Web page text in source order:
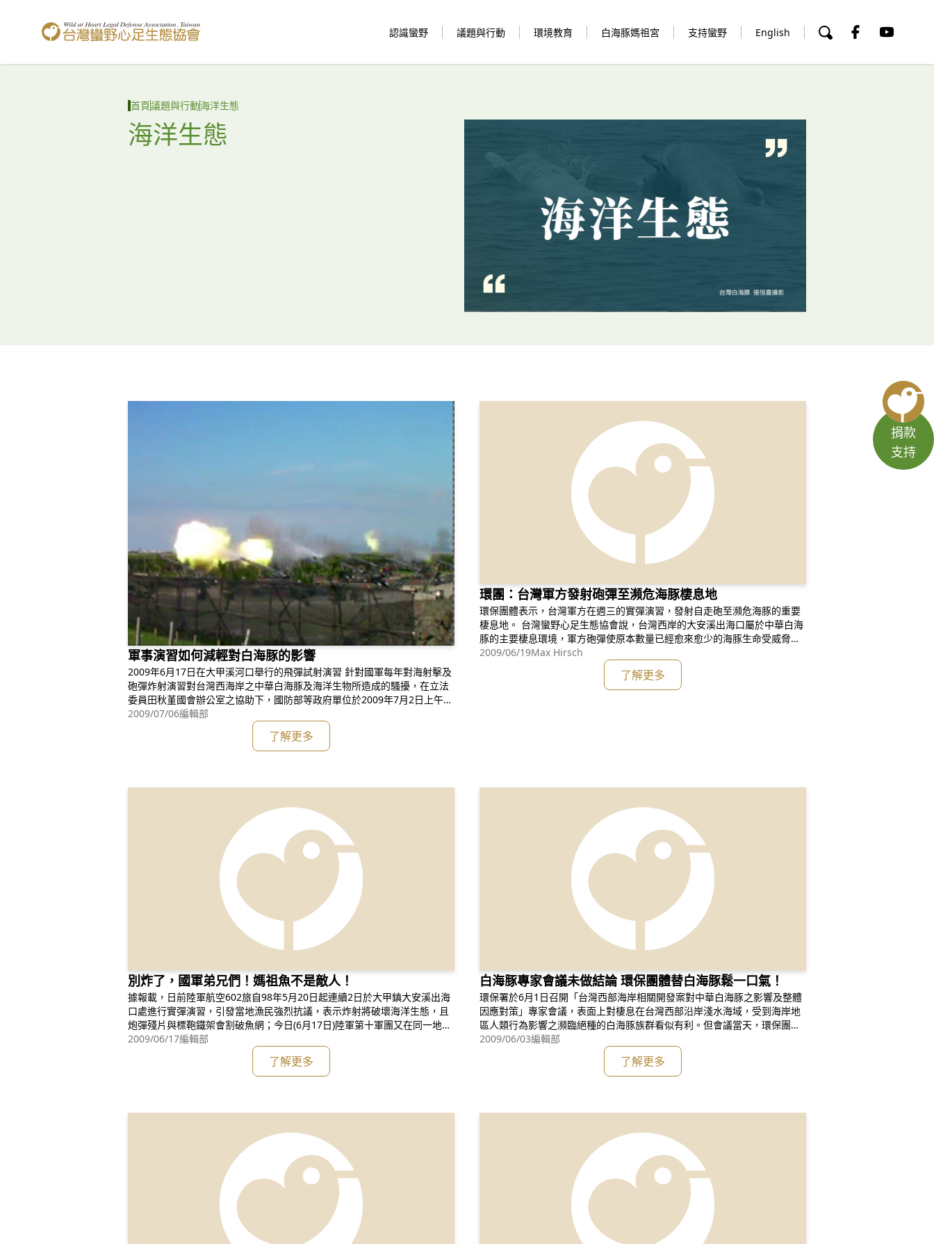
台灣蠻野心足生態協會
認識蠻野 議題與行動 環境教育 白海豚媽祖宮 支持蠻野 English
捐款
支持
首頁議題與行動海洋生態
海洋生態
軍事演習如何減輕對白海豚的影響
2009年6月17日在大甲溪河口舉行的飛彈試射演習 針對國軍每年對海射擊及
砲彈炸射演習對台灣西海岸之中華白海豚及海洋生物所造成的騷擾，在立法
委員田秋堇國會辦公室之協助下，國防部等政府單位於2009年7月2日上午假
立法院群賢樓會議室，與民間團體進行溝通協調，希望能共商減輕軍事活動
尤其是聲納對海洋生物的不良影響，特別是已被國際自然保育聯盟（IUCN）
瀕危物種紅皮書中列為CR（極危）級的中華
2009/07/06編輯部
了解更多
環團：台灣軍方發射砲彈至瀕危海豚棲息地
環保團體表示，台灣軍方在週三的實彈演習，發射自走砲至瀕危海豚的重要
棲息地。 台灣蠻野心足生態協會說，台灣西岸的大安溪出海口屬於中華白海
豚的主要棲息環境，軍方砲彈使原本數量已經愈來愈少的海豚生命受威脅。
「軍方並未對這群極度瀕危的海豚表示任何關切之意。」蠻野心足的研究員
前大約只剩下一百隻。 台灣的中華白海豚族群去
2009/06/19Max Hirsch
了解更多
別炸了，國軍弟兄們！媽祖魚不是敵人！
據報載，日前陸軍航空602旅自98年5月20日起連續2日於大甲鎮大安溪出海
口處進行實彈演習，引發當地漁民強烈抗議，表示炸射將破壞海洋生態，且
炮彈殘片與標鞄鐵架會割破魚網；今日(6月17日)陸軍第十軍團又在同一地點
進行對海重砲保養射擊。 又大安溪出海口等近海海域，不僅係魚卵、仔稚
魚、蝦蟹等之孵化與成長場所，更是中華白海豚之重要棲息地，國防部所屬
軍旅於該處進行炸射演習，對漁民生計與第一級保育
2009/06/17編輯部
了解更多
白海豚專家會議未做結論 環保團體替白海豚鬆一口氣！
環保署於6月1日召開「台灣西部海岸相關開發案對中華白海豚之影響及整體
因應對策」專家會議，表面上對棲息在台灣西部沿岸淺水海域，受到海岸地
區人類行為影響之瀕臨絕種的白海豚族群看似有利。但會議當天，環保團體
一致聲明：本次會議，無論在科學、開發案相關資訊及列席名單方面，均嚴
重不周全、甚至不正確，如果按照原定計畫進行會議，做出來的決定很可能
會誤導白海豚的保育措施與方向。最後委員會同意本次會議，除建議改善
2009/06/03編輯部
了解更多